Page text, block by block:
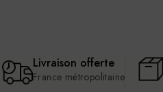
Livraison offerte
France métropolitaine